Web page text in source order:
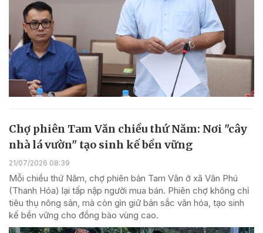
Chợ phiên Tam Văn chiều thứ Năm: Nơi "cây
nhà lá vườn" tạo sinh kế bền vững
21/07/2026 08:39
Mỗi chiều thứ Năm, chợ phiên bản Tam Văn ở xã Văn Phú
(Thanh Hóa) lại tấp nập người mua bán. Phiên chợ không chỉ
tiêu thụ nông sản, mà còn gìn giữ bản sắc văn hóa, tạo sinh
kế bền vững cho đồng bào vùng cao.